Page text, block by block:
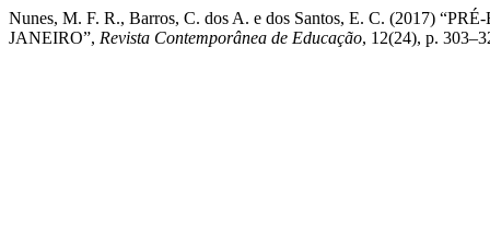
Nunes, M. F. R., Barros, C. dos A. e dos Santos, E. C. (2017)
JANEIRO”, Revista Contemporânea de Educação, 12(24), p.